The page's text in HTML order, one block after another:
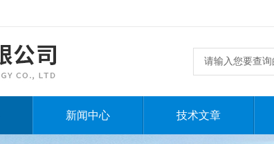
新闻中心 技术文章